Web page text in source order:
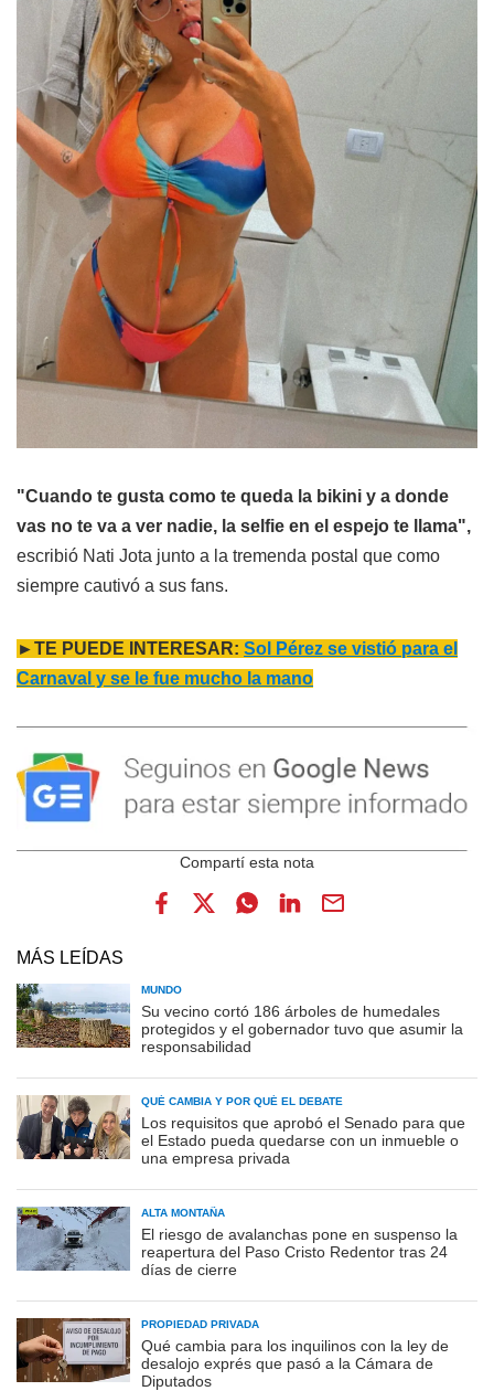
"Cuando te gusta como te queda la bikini y a donde
vas no te va a ver nadie, la selfie en el espejo te llama",
escribió Nati Jota junto a la tremenda postal que como
siempre cautivó a sus fans.
►TE PUEDE INTERESAR: Sol Pérez se vistió para el
Carnaval y se le fue mucho la mano
MÁS LEÍDAS
MUNDO
Su vecino cortó 186 árboles de humedales
protegidos y el gobernador tuvo que asumir la
responsabilidad
QUÉ CAMBIA Y POR QUÉ EL DEBATE
Los requisitos que aprobó el Senado para que
el Estado pueda quedarse con un inmueble o
una empresa privada
ALTA MONTAÑA
El riesgo de avalanchas pone en suspenso la
reapertura del Paso Cristo Redentor tras 24
días de cierre
PROPIEDAD PRIVADA
Qué cambia para los inquilinos con la ley de
desalojo exprés que pasó a la Cámara de
Diputados